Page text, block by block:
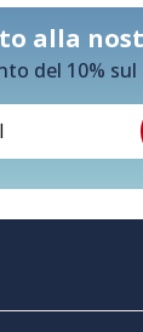
alla
del 10%